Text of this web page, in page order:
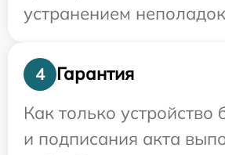
устранением
4
Гарантия
Как только устройство
и подписания акта